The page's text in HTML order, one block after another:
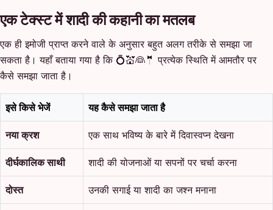
एक टेक्स्ट में शादी की कहानी का मतलब
एक ही इमोजी प्राप्त करने वाले के अनुसार बहुत अलग तरीके से समझा जा
सकता है। यहाँ बताया गया है कि 💍💒👰🤵 प्रत्येक स्थिति में आमतौर पर
कैसे समझा जाता है।
इसे किसे भेजें यह कैसे समझा जाता है
नया क्रश एक साथ भविष्य के बारे में दिवास्वप्न देखना
दीर्घकालिक साथी शादी की योजनाओं या सपनों पर चर्चा करना
दोस्त उनकी सगाई या शादी का जश्न मनाना